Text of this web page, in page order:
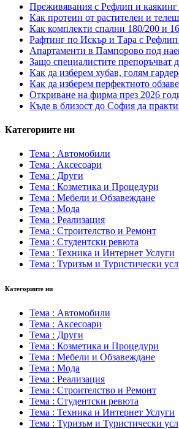
Преживявания с Рефлип и каякинг
Как протеин от растителен и
Как комплекти спални 180/200 и
Рафтинг по Искър и Тара с
Апартаменти в Пампорово под
Защо специалистите препоръчват
Как да изберем хубав, голям
Как да изберем перфектното
Откриване на фирма през 2026
Къде в близост до София да
Категориите ни
Тема : Автомобили
Тема : Аксесоари
Тема : Други
Тема : Козметика и Процедури
Тема : Мебели и Обзавеждане
Тема : Мода
Тема : Реализация
Тема : Строителство и Ремонт
Тема : Студентски ревюта
Тема : Техника и Интернет Услуги
Тема : Туризъм и Туристически
Категориите ни
Тема : Автомобили
Тема : Аксесоари
Тема : Други
Тема : Козметика и Процедури
Тема : Мебели и Обзавеждане
Тема : Мода
Тема : Реализация
Тема : Строителство и Ремонт
Тема : Студентски ревюта
Тема : Техника и Интернет Услуги
Тема : Туризъм и Туристически